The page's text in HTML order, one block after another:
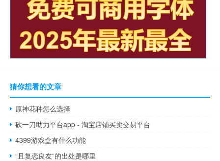
猜你想看的文章
原神花种怎么选择
砍一刀助力平台app - 淘宝店铺买卖交易平台
4399游戏盒有什么功能
“且复恋良友”的出处是哪里